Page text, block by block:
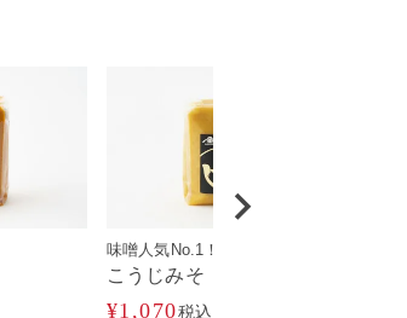
味噌人気No.1！
こうじみそ
¥1,070税込